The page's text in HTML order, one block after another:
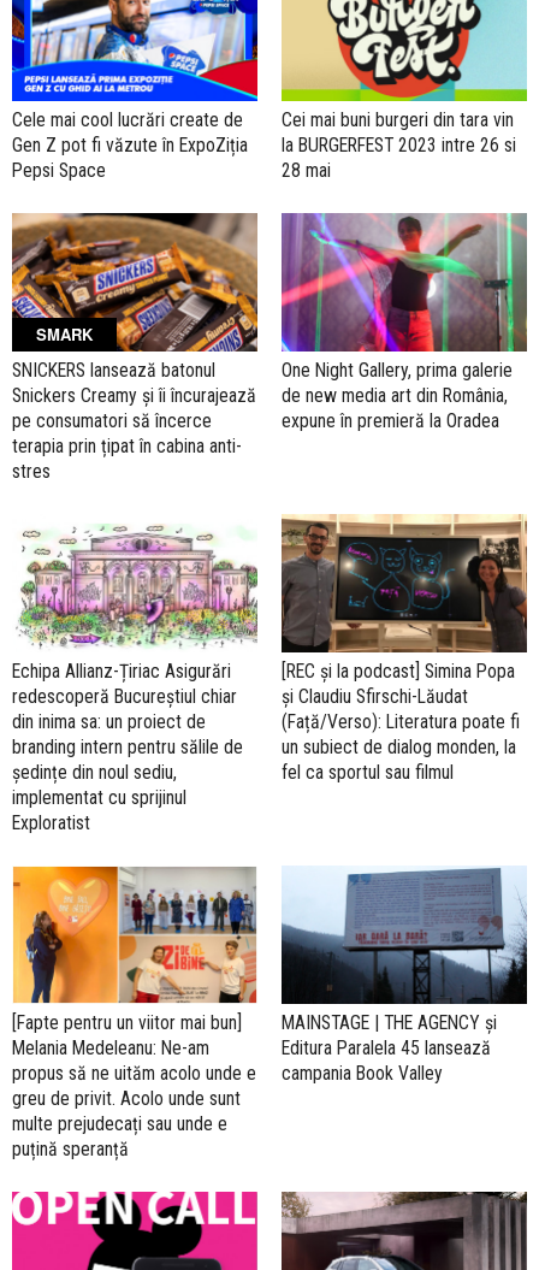
Cele mai cool lucrări create de
Gen Z pot fi văzute în ExpoZiția
Pepsi Space
Cei mai buni burgeri din tara vin
la BURGERFEST 2023 intre 26 si
28 mai
SMARK
SNICKERS lansează batonul
Snickers Creamy și îi încurajează
pe consumatori să încerce
terapia prin țipat în cabina anti-
stres
One Night Gallery, prima galerie
de new media art din România,
expune în premieră la Oradea
Echipa Allianz-Țiriac Asigurări
redescoperă Bucureștiul chiar
din inima sa: un proiect de
branding intern pentru sălile de
ședințe din noul sediu,
implementat cu sprijinul
Exploratist
[REC și la podcast] Simina Popa
și Claudiu Sfirschi-Lăudat
(Față/Verso): Literatura poate fi
un subiect de dialog monden, la
fel ca sportul sau filmul
[Fapte pentru un viitor mai bun]
Melania Medeleanu: Ne-am
propus să ne uităm acolo unde e
greu de privit. Acolo unde sunt
multe prejudecați sau unde e
puțină speranță
MAINSTAGE | THE AGENCY și
Editura Paralela 45 lansează
campania Book Valley